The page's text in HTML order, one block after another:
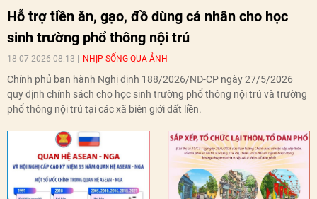
Hỗ trợ tiền ăn, gạo, đồ dùng cá nhân cho học
sinh trường phổ thông nội trú
18-07-2026 08:13 NHỊP SỐNG QUA ẢNH
Chính phủ ban hành Nghị định 188/2026/NĐ-CP ngày 27/5/2026
quy định chính sách cho học sinh trường phổ thông nội trú và trường
phổ thông nội trú tại các xã biên giới đất liền.